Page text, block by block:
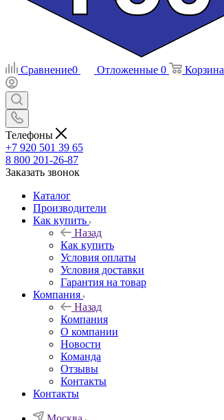
Сравнение0 Отложенные 0 Корзина
Телефоны
+7 920 501 39 65
8 800 201-26-87
Заказать звонок
Каталог
Производители
Как купить
Назад
Как купить
Условия оплаты
Условия доставки
Гарантия на товар
Компания
Назад
Компания
О компании
Новости
Команда
Отзывы
Контакты
Контакты